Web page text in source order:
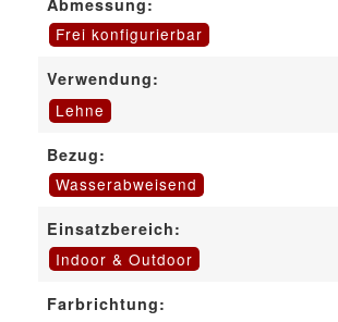
Abmessung:
Frei konfigurierbar
Verwendung:
Lehne
Bezug:
Wasserabweisend
Einsatzbereich:
Indoor & Outdoor
Farbrichtung: